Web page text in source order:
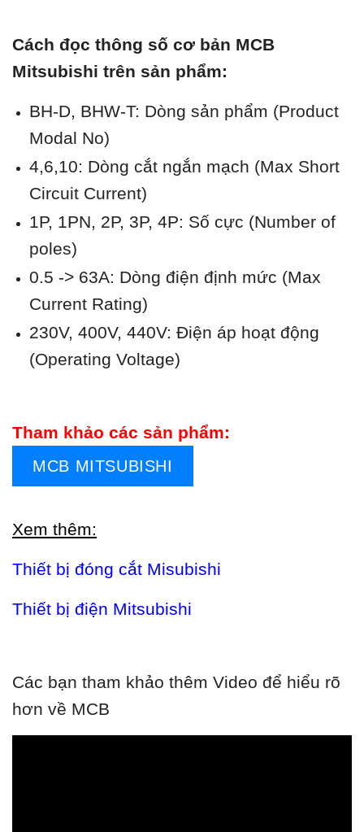
Cách đọc thông số cơ bản MCB
Mitsubishi trên sản phẩm:
BH-D, BHW-T: Dòng sản phẩm (Product
Modal No)
4,6,10: Dòng cắt ngắn mạch (Max Short
Circuit Current)
1P, 1PN, 2P, 3P, 4P: Số cực (Number of
poles)
0.5 -> 63A: Dòng điện định mức (Max
Current Rating)
230V, 400V, 440V: Điện áp hoạt động
(Operating Voltage)
Tham khảo các sản phẩm:
MCB MITSUBISHI
Xem thêm:
Thiết bị đóng cắt Misubishi
Thiết bị điện Mitsubishi
Các bạn tham khảo thêm Video để hiểu rõ
hơn về MCB